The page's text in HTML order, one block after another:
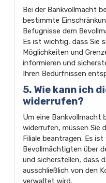
Bei der Bankvollmacht
bestimmte
Befugnisse dem
Es ist wichtig, dass Sie
Möglichkeiten und
informieren und
Ihren Bedürfnissen
5. Wie kann ich
widerrufen?
Um eine Bankvollmacht
widerrufen, müssen Sie
Filiale beantragen. Es
Bevollmächtigten über
und sicherstellen, dass
ausschließlich von den
verwaltet wird.